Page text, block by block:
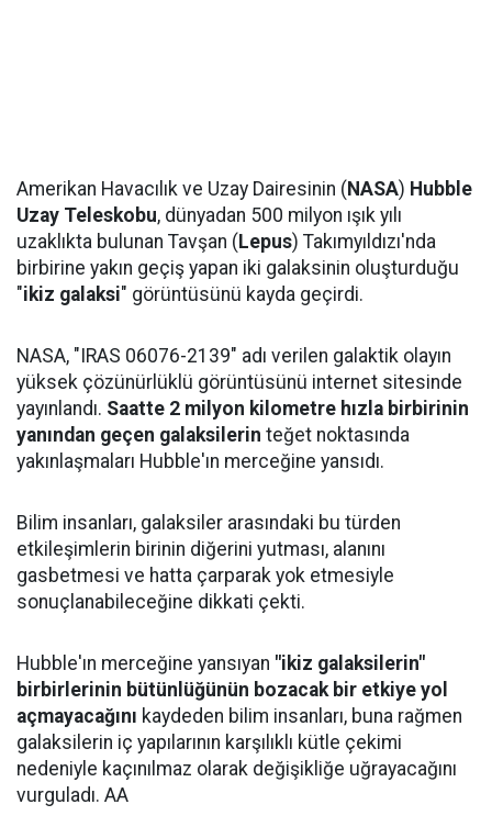
Amerikan Havacılık ve Uzay Dairesinin ( NASA) Hubble
Uzay Teleskobu, dünyadan 500 milyon ışık yılı
uzaklıkta bulunan Tavşan ( Lepus) Takımyıldızı'nda
birbirine yakın geçiş yapan iki galaksinin oluşturduğu
"ikiz galaksi" görüntüsünü kayda geçirdi.
NASA, "IRAS 06076-2139" adı verilen galaktik olayın
yüksek çözünürlüklü görüntüsünü internet sitesinde
yayınlandı. Saatte 2 milyon kilometre hızla birbirinin
yanından geçen galaksilerin teğet noktasında
yakınlaşmaları Hubble'ın merceğine yansıdı.
Bilim insanları, galaksiler arasındaki bu türden
etkileşimlerin birinin diğerini yutması, alanını
gasbetmesi ve hatta çarparak yok etmesiyle
sonuçlanabileceğine dikkati çekti.
Hubble'ın merceğine yansıyan "ikiz galaksilerin"
birbirlerinin bütünlüğünün bozacak bir etkiye yol
açmayacağını kaydeden bilim insanları, buna rağmen
galaksilerin iç yapılarının karşılıklı kütle çekimi
nedeniyle kaçınılmaz olarak değişikliğe uğrayacağını
vurguladı. AA